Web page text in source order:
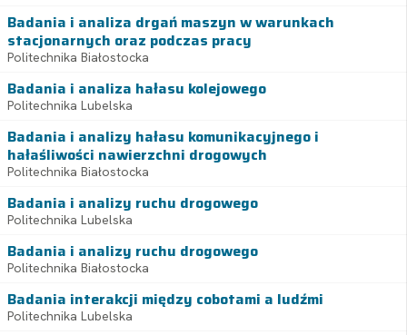
Badania i analiza drgań maszyn w warunkach
stacjonarnych oraz podczas pracy
Politechnika Białostocka
Badania i analiza hałasu kolejowego
Politechnika Lubelska
Badania i analizy hałasu komunikacyjnego i
hałaśliwości nawierzchni drogowych
Politechnika Białostocka
Badania i analizy ruchu drogowego
Politechnika Lubelska
Badania i analizy ruchu drogowego
Politechnika Białostocka
Badania interakcji między cobotami a ludźmi
Politechnika Lubelska